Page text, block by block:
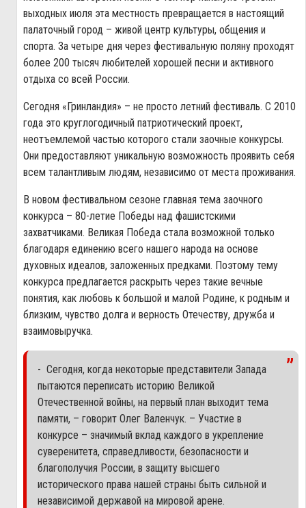
выходных июля эта местность превращается в настоящий
палаточный город – живой центр культуры, общения и
спорта. За четыре дня через фестивальную поляну проходят
более 200 тысяч любителей хорошей песни и активного
отдыха со всей России.
Сегодня «Гринландия» – не просто летний фестиваль. С 2010
года это круглогодичный патриотический проект,
неотъемлемой частью которого стали заочные конкурсы.
Они предоставляют уникальную возможность проявить себя
всем талантливым людям, независимо от места проживания.
В новом фестивальном сезоне главная тема заочного
конкурса – 80-летие Победы над фашистскими
захватчиками. Великая Победа стала возможной только
благодаря единению всего нашего народа на основе
духовных идеалов, заложенных предками. Поэтому тему
конкурса предлагается раскрыть через такие вечные
понятия, как любовь к большой и малой Родине, к родным и
близким, чувство долга и верность Отечеству, дружба и
взаимовыручка.
- Сегодня, когда некоторые представители Запада
пытаются переписать историю Великой
Отечественной войны, на первый план выходит тема
памяти, – говорит Олег Валенчук. – Участие в
конкурсе – значимый вклад каждого в укрепление
суверенитета, справедливости, безопасности и
благополучия России, в защиту высшего
исторического права нашей страны быть сильной и
независимой державой на мировой арене.